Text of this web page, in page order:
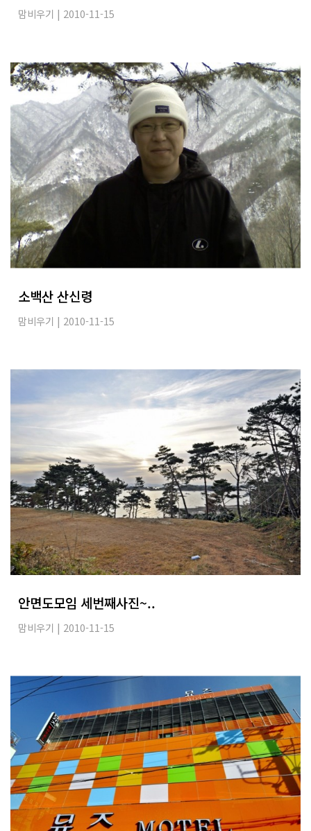
맘비우기 | 2010-11-15
소백산 산신령
맘비우기 | 2010-11-15
안면도모임 세번째사진~..
맘비우기 | 2010-11-15